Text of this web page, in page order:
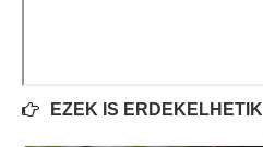
EZEK IS ÉRDEKELHETIK